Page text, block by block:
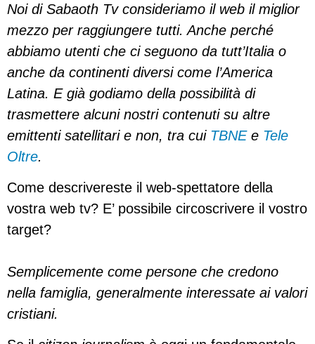
Noi di Sabaoth Tv consideriamo il web il miglior
mezzo per raggiungere tutti. Anche perché
abbiamo utenti che ci seguono da tutt’Italia o
anche da continenti diversi come l’America
Latina. E già godiamo della possibilità di
trasmettere alcuni nostri contenuti su altre
emittenti satellitari e non, tra cui TBNE e Tele
Oltre.
Come descrivereste il web-spettatore della
vostra web tv? E’ possibile circoscrivere il vostro
target?
Semplicemente come persone che credono
nella famiglia, generalmente interessate ai valori
cristiani.